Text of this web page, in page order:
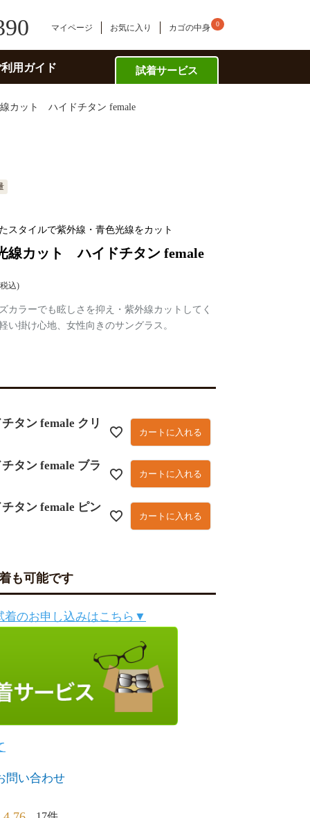
マイページ お気に入り カゴの中身 0
用ガイド 試着サービス
カット ハイドチタン female
スタイルで紫外線・青色光線をカット
線カット ハイドチタン female
税込
カラーでも眩しさを抑え・紫外線カットしてく
い掛け心地、女性向きのサングラス。
タン female クリ
カートに入れる
タン female ブラ
カートに入れる
タン female ピン
カートに入れる
も可能です
のお申し込みはこちら▼
問い合わせ